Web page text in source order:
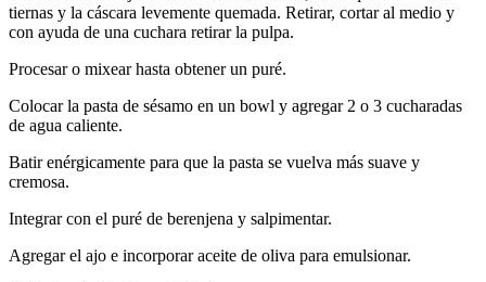
tiernas y la cáscara levemente quemada. Retirar, cortar al medio y
con ayuda de una cuchara retirar la pulpa.
Procesar o mixear hasta obtener un puré.
Colocar la pasta de sésamo en un bowl y agregar 2 o 3 cucharadas
de agua caliente.
Batir enérgicamente para que la pasta se vuelva más suave y
cremosa.
Integrar con el puré de berenjena y salpimentar.
Agregar el ajo e incorporar aceite de oliva para emulsionar.